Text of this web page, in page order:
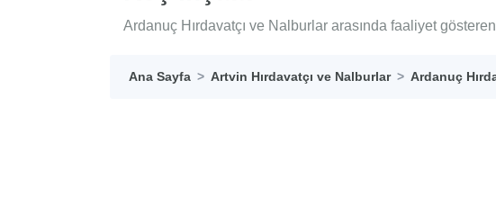
Ardanuç Hırdavatçı ve Nalburlar arasında faaliyet
Ana Sayfa Artvin Hırdavatçı ve Nalburlar Ardanuç